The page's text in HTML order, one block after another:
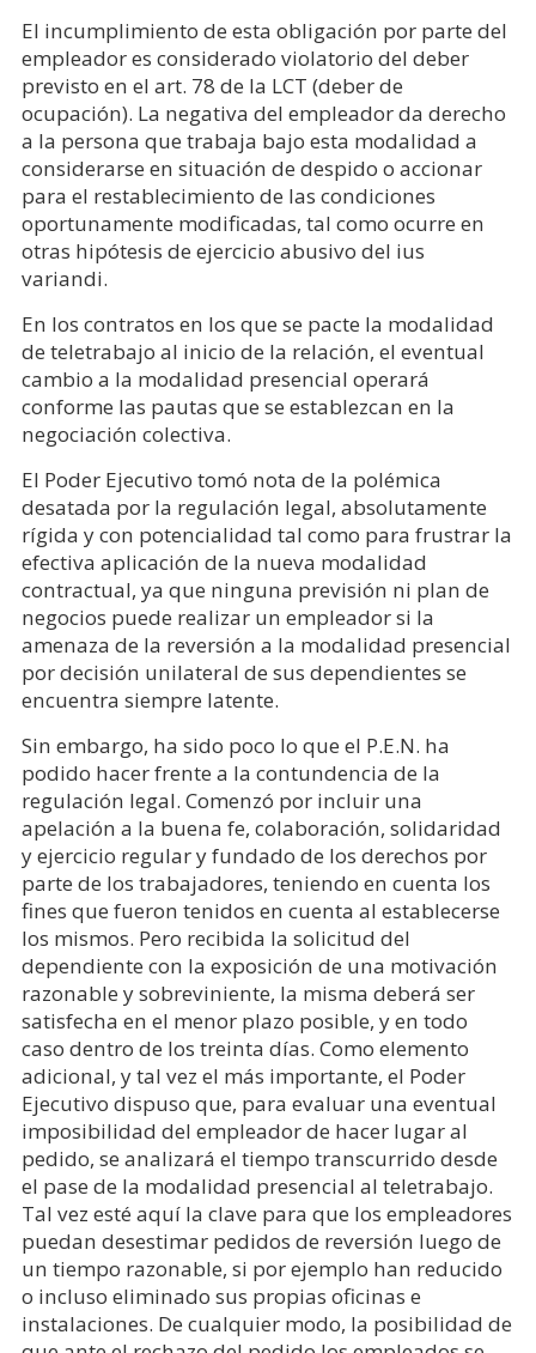
El incumplimiento de esta obligación por parte del
empleador es considerado violatorio del deber
previsto en el art. 78 de la LCT (deber de
ocupación). La negativa del empleador da derecho
a la persona que trabaja bajo esta modalidad a
considerarse en situación de despido o accionar
para el restablecimiento de las condiciones
oportunamente modificadas, tal como ocurre en
otras hipótesis de ejercicio abusivo del ius
variandi.
En los contratos en los que se pacte la modalidad
de teletrabajo al inicio de la relación, el eventual
cambio a la modalidad presencial operará
conforme las pautas que se establezcan en la
negociación colectiva.
El Poder Ejecutivo tomó nota de la polémica
desatada por la regulación legal, absolutamente
rígida y con potencialidad tal como para frustrar la
efectiva aplicación de la nueva modalidad
contractual, ya que ninguna previsión ni plan de
negocios puede realizar un empleador si la
amenaza de la reversión a la modalidad presencial
por decisión unilateral de sus dependientes se
encuentra siempre latente.
Sin embargo, ha sido poco lo que el P.E.N. ha
podido hacer frente a la contundencia de la
regulación legal. Comenzó por incluir una
apelación a la buena fe, colaboración, solidaridad
y ejercicio regular y fundado de los derechos por
parte de los trabajadores, teniendo en cuenta los
fines que fueron tenidos en cuenta al establecerse
los mismos. Pero recibida la solicitud del
dependiente con la exposición de una motivación
razonable y sobreviniente, la misma deberá ser
satisfecha en el menor plazo posible, y en todo
caso dentro de los treinta días. Como elemento
adicional, y tal vez el más importante, el Poder
Ejecutivo dispuso que, para evaluar una eventual
imposibilidad del empleador de hacer lugar al
pedido, se analizará el tiempo transcurrido desde
el pase de la modalidad presencial al teletrabajo.
Tal vez esté aquí la clave para que los empleadores
puedan desestimar pedidos de reversión luego de
un tiempo razonable, si por ejemplo han reducido
o incluso eliminado sus propias oficinas e
instalaciones. De cualquier modo, la posibilidad de